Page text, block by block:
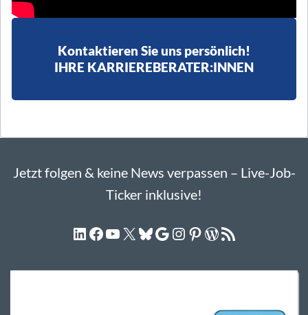
Kontaktieren Sie uns persönlich!
IHRE KARRIEREBERATER:INNEN
Jetzt folgen & keine News verpassen – Live-Job-
Ticker inklusive!